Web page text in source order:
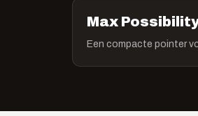
Max
Een compacte pointer